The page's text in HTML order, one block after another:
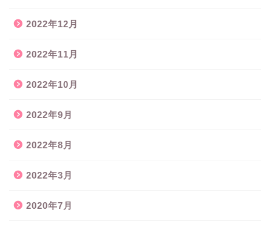
2022年12月
2022年11月
2022年10月
2022年9月
2022年8月
2022年3月
2020年7月